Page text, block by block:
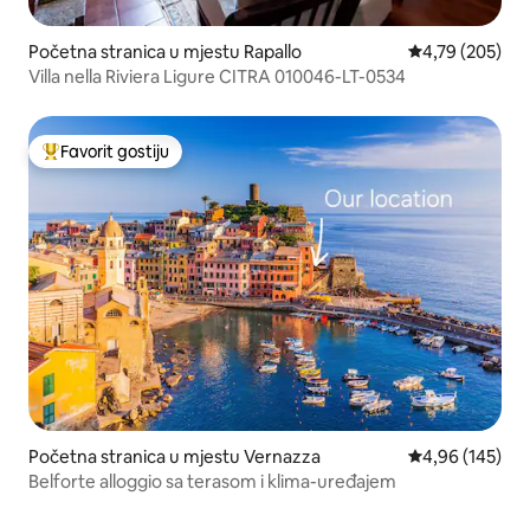
Početna stranica u mjestu Rapallo prosječna
4,79 (205)
Villa nella Riviera Ligure CITRA 010046-LT-0534
Glavni favorit gostiju
Favorit gostiju
Početna stranica u mjestu Vernazza prosječna
4,96 (145)
Belforte alloggio sa terasom i klima-uređajem